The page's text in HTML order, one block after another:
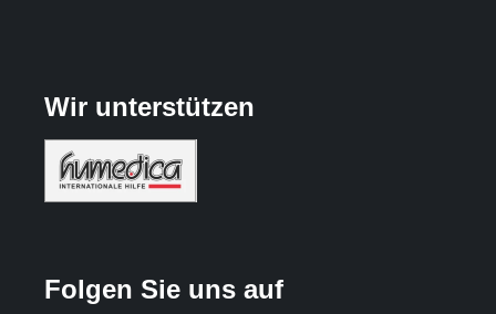
Wir unterstützen
Folgen Sie uns auf